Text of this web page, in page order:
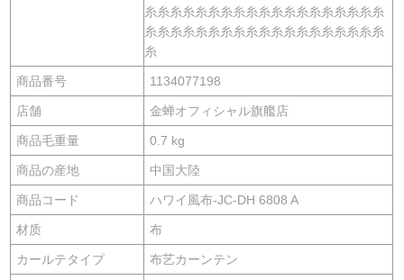
糸糸糸糸糸糸糸糸糸糸糸糸糸糸糸糸糸糸糸
糸糸糸糸糸糸糸糸糸糸糸糸糸糸糸糸糸糸糸
糸
商品番号 1134077198
店舗 金蝉オフィシャル旗艦店
商品毛重量 0.7 kg
商品の産地 中国大陸
商品コード ハワイ風布-JC-DH 6808 A
材质 布
カールテタイプ 布艺カーンテン